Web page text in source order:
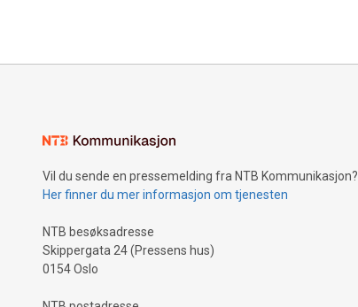
Vil du sende en pressemelding fra NTB Kommunikasjon?
Her finner du mer informasjon om tjenesten
NTB besøksadresse
Skippergata 24 (Pressens hus)
0154 Oslo